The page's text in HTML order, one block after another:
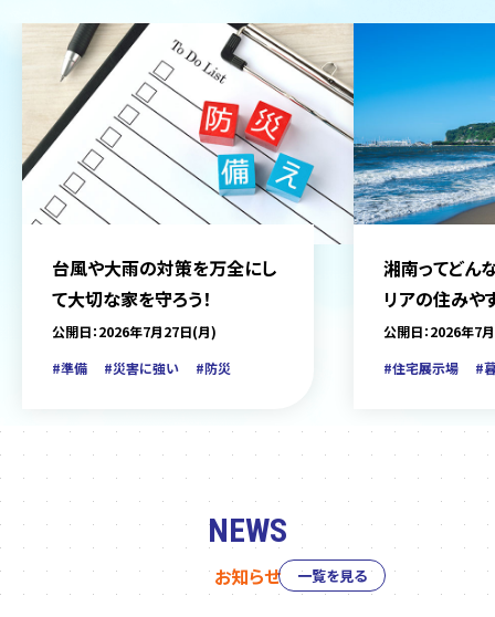
台風や大雨の対策を万全にし
て大切な家を守ろう！
公開日：2026年7月27日(月)
#準備
#災害に強い #防災
湘南ってどん
リアの住みや
をご紹介
公開日：2026年7
#住宅展示場
#
NEWS
お知らせ 一覧を見る